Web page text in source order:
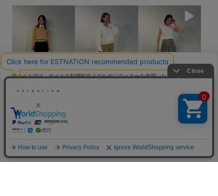
ASANUMA / 162cm
当サイトでは、サイトの利便性向上のためにクッキーを使用いたします。ボタン
ーの使用に同意したことになります。クッキーを通じて収集する情報には「お客
クッキーポリシ
ー
をご確認ください。